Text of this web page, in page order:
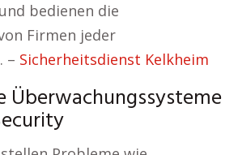
bedienen die
Firmen jeder
– Sicherheitsdienst Kelkheim
Überwachungssysteme